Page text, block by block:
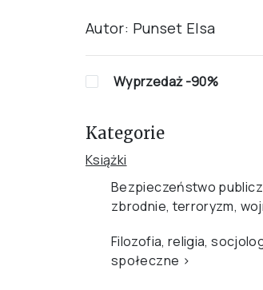
Autor: Punset Elsa
Wyprzedaż -90%
Kategorie
Książki
Bezpieczeństwo
zbrodnie, terroryzm,
Filozofia, religia,
społeczne ›